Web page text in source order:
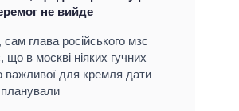
не вийде
глава російського мзс
що в москві ніяких гучних
важливої для кремля дати
планували